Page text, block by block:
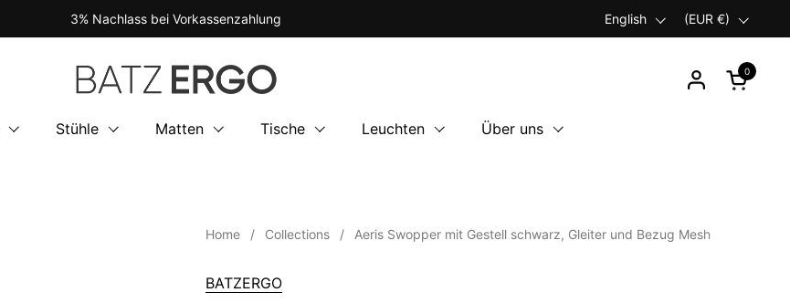
3% Nachlass bei Vorkassenzahlung Language
English Country/region
(EUR €)
Open
0
Stühle Matten Tische Leuchten Über uns
Home / Collections / Aeris Swopper mit Gestell schwarz, Gleiter und Bezug Mesh
BATZERGO